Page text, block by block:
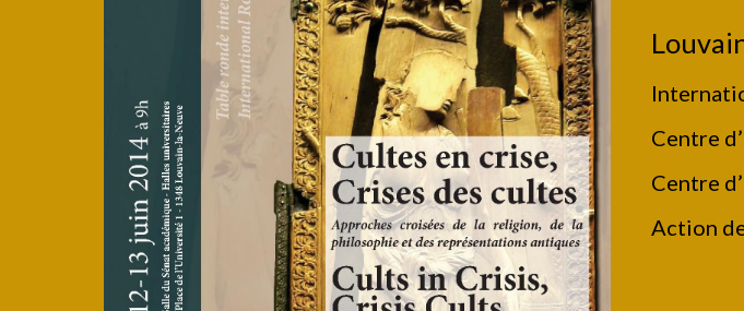
Centre
Centre
Action